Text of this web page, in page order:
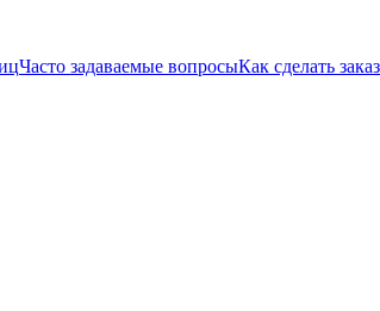
Часто задаваемые вопросыКак сделать заказ